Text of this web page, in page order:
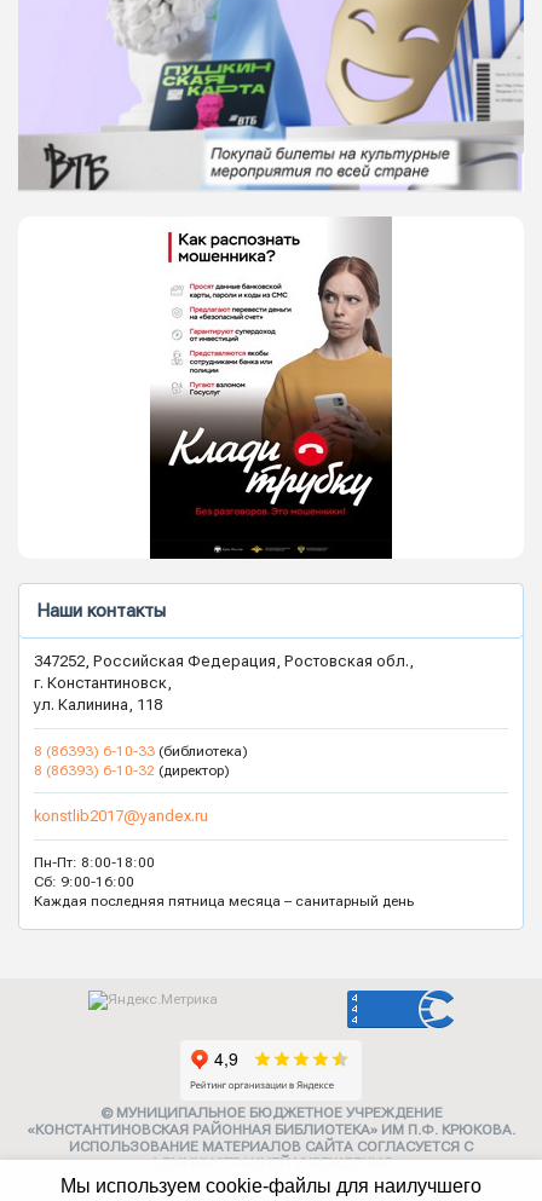
Наши контакты
347252, Российская Федерация, Ростовская обл.,
г. Константиновск,
ул. Калинина, 118
8 (86393) 6-10-33 (библиотека)
8 (86393) 6-10-32 (директор)
konstlib2017@yandex.ru
Пн-Пт: 8:00-18:00
Сб: 9:00-16:00
Каждая последняя пятница месяца – санитарный день
Мы используем cookie-файлы для наилучшего
© МУНИЦИПАЛЬНОЕ БЮДЖЕТНОЕ УЧРЕЖДЕНИЕ
«КОНСТАНТИНОВСКАЯ РАЙОННАЯ БИБЛИОТЕКА» ИМ П.Ф. КРЮКОВА.
ИСПОЛЬЗОВАНИЕ МАТЕРИАЛОВ САЙТА СОГЛАСУЕТСЯ С
АДМИНИСТРАЦИЕЙ УЧРЕЖДЕНИЯ